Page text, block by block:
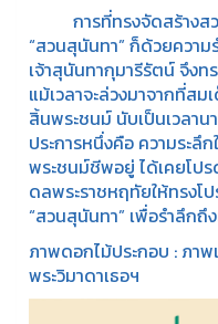
การที่ทรงจัดสร้างสว
“สวนสุนันทา” ก็ด้วยความ
เจ้าสุนันทากุมารีรัตน์ จึง
แม้เวลาจะล่วงมาจากที่ส
สิ้นพระชนม์ นับเป็นเวลา
ประการหนึ่งคือ ความระลึ
พระชนม์ชีพอยู่ ได้เคยโป
ดลพระราชหฤทัยให้ทรงโ
“สวนสุนันทา” เพื่อรำลึกถึ
ภาพดอกไม้ประกอบ : ภา
พระวิมาดาเธอฯ